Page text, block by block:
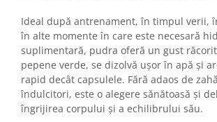
Ideal după antrenament, în timpul verii,
în alte momente în care este necesară
suplimentară, pudra oferă un gust
pepene verde, se dizolvă ușor în apă și
rapid decât capsulele. Fără adaos de
îndulcitori, este o alegere sănătoasă și
îngrijirea corpului și a echilibrului său.